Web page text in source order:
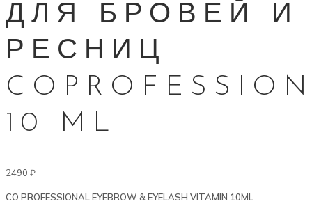
ДЛЯ БРОВЕЙ И
РЕСНИЦ
10 ML
2490 ₽
CO PROFESSIONAL EYEBROW & EYELASH VITAMIN 10ML